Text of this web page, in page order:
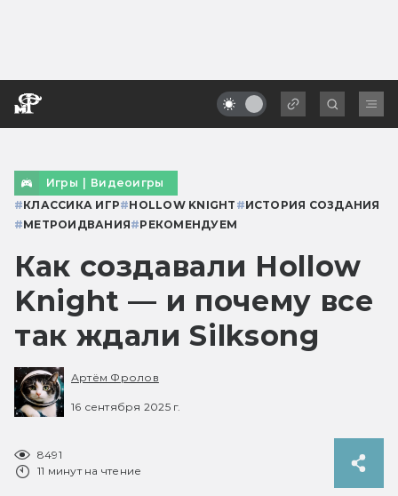
Игры | Видеоигры
#КЛАССИКА ИГР#HOLLOW KNIGHT #ИСТОРИЯ СОЗДАНИЯ
#МЕТРОИДВАНИЯ#РЕКОМЕНДУЕМ
Как создавали Hollow
Knight — и почему все
так ждали Silksong
Артём Фролов
16 сентября 2025 г.
8491
11 минут на чтение